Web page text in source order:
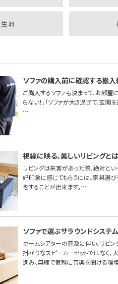
生地
ソファの購入前に確認する搬
ご購入するソファも決まって、お部
らない！」「ソファが大き過ぎて、玄
……
視線に映る、美しいリビングとは
リビングは来客があった際、絶対とい
好印象に感じてもらうには、家具選び
をすることが出来ます。……
ソファで選ぶサラウンドシステム
ホームシアターの普及に伴い、リビ
掛かりなスピーカーセットではなく
進み、無線で気軽に音楽を聞ける環